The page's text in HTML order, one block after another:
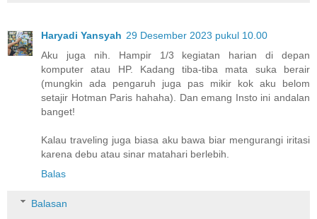
Haryadi Yansyah 29 Desember 2023 pukul 10.00
Aku juga nih. Hampir 1/3 kegiatan harian di depan
komputer atau HP. Kadang tiba-tiba mata suka berair
(mungkin ada pengaruh juga pas mikir kok aku belom
setajir Hotman Paris hahaha). Dan emang Insto ini andalan
banget!
Kalau traveling juga biasa aku bawa biar mengurangi iritasi
karena debu atau sinar matahari berlebih.
Balas
Balasan